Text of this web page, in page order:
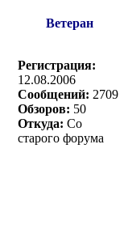
Ветеран
Регистрация:
12.08.2006
Сообщений: 2709
Обзоров: 50
Откуда: Со
старого форума